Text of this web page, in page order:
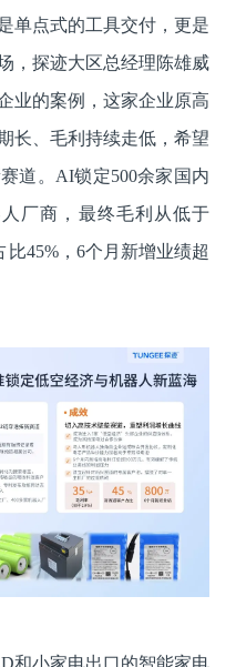
单点式的工具交付，更是
，探迹大区总经理陈雄威
业的案例，这家企业原高
长、毛利持续走低，希望
道。AI锁定500余家国内
厂商，最终毛利从低于
比45%，6个月新增业绩超
和小家电出口的智能家电